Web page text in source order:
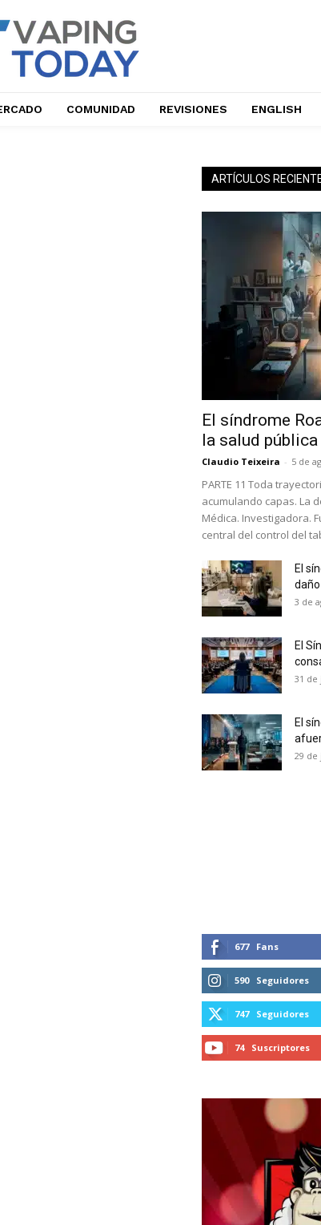
No te pierdas de las últimas
Suscríbete a nuestro boletín diario y recibe todas
noticias del vapeo y la reducción de daños en tu
Subscribe to our daily clipping and receive all the
of vaping and tobacco harm reduction in your
COMUNIDAD REVISIONES ENGLISH
ARTÍCULOS
El síndrome
la salud pública
Claudio Teixeira - 5 de
PARTE 11 Toda
acumulando capas. La
Médica. Investigadora.
central del control del
El
daño
3 de
El
31 de
El
29 de
677 Fans
590 Seguidores
747 Seguidores
74 Suscriptores